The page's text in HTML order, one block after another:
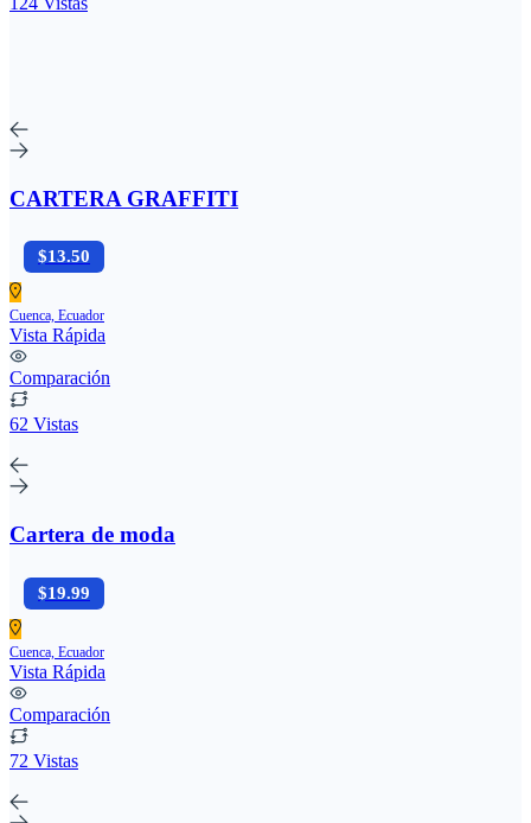
CARTERA GRAFFITI
$13.50
Cuenca, Ecuador
Vista Rápida
Comparación
62 Vistas
Cartera de moda
$19.99
Cuenca, Ecuador
Vista Rápida
Comparación
72 Vistas